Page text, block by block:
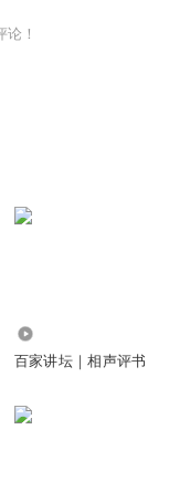
！
百家讲坛｜相声评书